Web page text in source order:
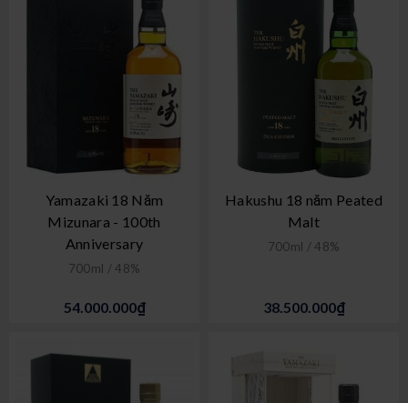
Yamazaki 18 Năm
Mizunara - 100th
Anniversary
700ml / 48%
54.000.000₫
Hakushu 18 năm Peated
Malt
700ml / 48%
38.500.000₫